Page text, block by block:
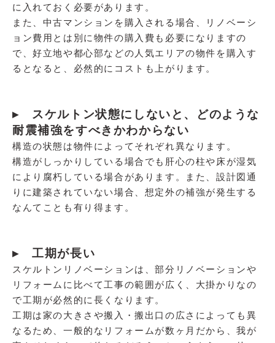
に入れておく必要があります。
また、中古マンションを購入される場合、リノベーシ
ョン費用とは別に物件の購入費も必要になりますの
で、好立地や都心部などの人気エリアの物件を購入す
るとなると、必然的にコストも上がります。
▸ スケルトン状態にしないと、どのような
耐震補強をすべきかわからない
構造の状態は物件によってそれぞれ異なります。
構造がしっかりしている場合でも肝心の柱や床が湿気
により腐朽している場合があります。また、設計図通
りに建築されていない場合、想定外の補強が発生する
なんてことも有り得ます。
▸ 工期が長い
スケルトンリノベーションは、部分リノベーションや
リフォームに比べて工事の範囲が広く、大掛かりなの
で工期が必然的に長くなります。
工期は家の大きさや搬入・搬出口の広さによっても異
なるため、一般的なリフォームが数ヶ月だから、我が